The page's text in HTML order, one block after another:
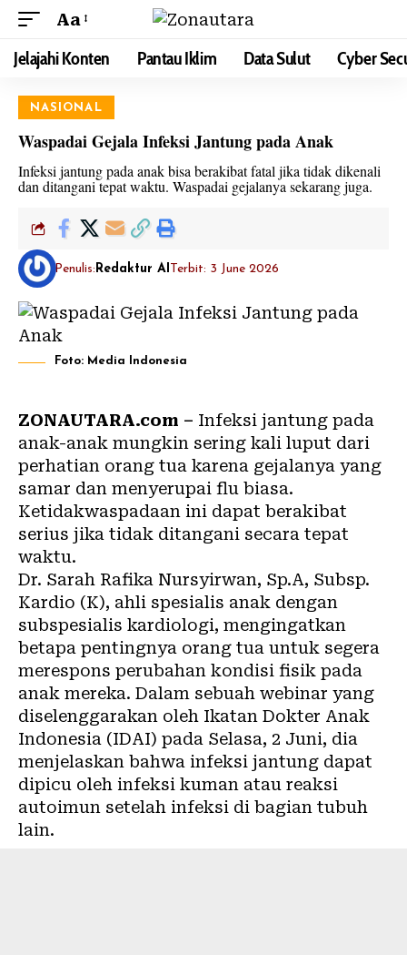
Aa
Jelajahi Konten Pantau Iklim Data Sulut Cyber
NASIONAL
Waspadai Gejala Infeksi Jantung pada Anak
Infeksi jantung pada anak bisa berakibat fatal jika tidak dikenali
dan ditangani tepat waktu. Waspadai gejalanya sekarang juga.
Penulis: Redaktur AI Terbit: 3 June 2026
Foto: Media Indonesia
ZONAUTARA.com – Infeksi jantung pada
anak-anak mungkin sering kali luput dari
perhatian orang tua karena gejalanya yang
samar dan menyerupai flu biasa.
Ketidakwaspadaan ini dapat berakibat
serius jika tidak ditangani secara tepat
waktu.
Dr. Sarah Rafika Nursyirwan, Sp.A, Subsp.
Kardio (K), ahli spesialis anak dengan
subspesialis kardiologi, mengingatkan
betapa pentingnya orang tua untuk segera
merespons perubahan kondisi fisik pada
anak mereka. Dalam sebuah webinar yang
diselenggarakan oleh Ikatan Dokter Anak
Indonesia (IDAI) pada Selasa, 2 Juni, dia
menjelaskan bahwa infeksi jantung dapat
dipicu oleh infeksi kuman atau reaksi
autoimun setelah infeksi di bagian tubuh
lain.